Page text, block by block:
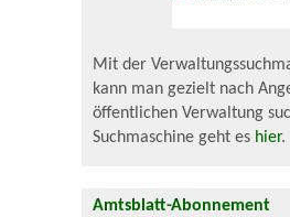
Mit der
kann man gezielt nach
öffentlichen Verwaltung
Suchmaschine geht es hier.
Amtsblatt-Abonnement